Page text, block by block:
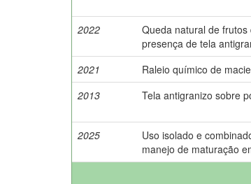
2022
Queda natural de
presença de tela
2021 Raleio químico de
2013
Tela antigranizo sobre
2025
Uso isolado e
manejo de maturação